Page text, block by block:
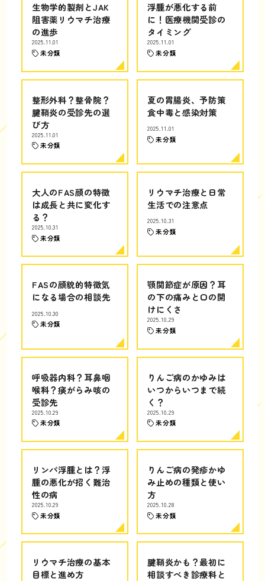
生物学的製剤とJAK
阻害薬リウマチ治療
の進歩
2025.11.01
未分類
浮腫が悪化する前
に！医療機関受診の
タイミング
2025.11.01
未分類
整形外科？整骨院？
腱鞘炎の受診先の選
び方
2025.11.01
未分類
夏の胃腸炎、予防策
食中毒と感染対策
2025.11.01
未分類
大人のFAS顔の特徴
は成長と共に変化す
る？
2025.10.31
未分類
リウマチ治療と日常
生活での注意点
2025.10.31
未分類
FASの顔貌的特徴気
になる場合の相談先
2025.10.30
未分類
顎関節症が原因？耳
の下の痛みと口の開
けにくさ
2025.10.29
未分類
呼吸器内科？耳鼻咽
喉科？痰がらみ咳の
受診先
2025.10.29
未分類
りんご病のかゆみは
いつからいつまで続
く？
2025.10.29
未分類
リンパ浮腫とは？浮
腫の悪化が招く難治
性の病
2025.10.29
未分類
りんご病の発疹かゆ
み止めの種類と使い
方
2025.10.28
未分類
リウマチ治療の基本
目標と進め方
腱鞘炎かも？最初に
相談すべき診療科と